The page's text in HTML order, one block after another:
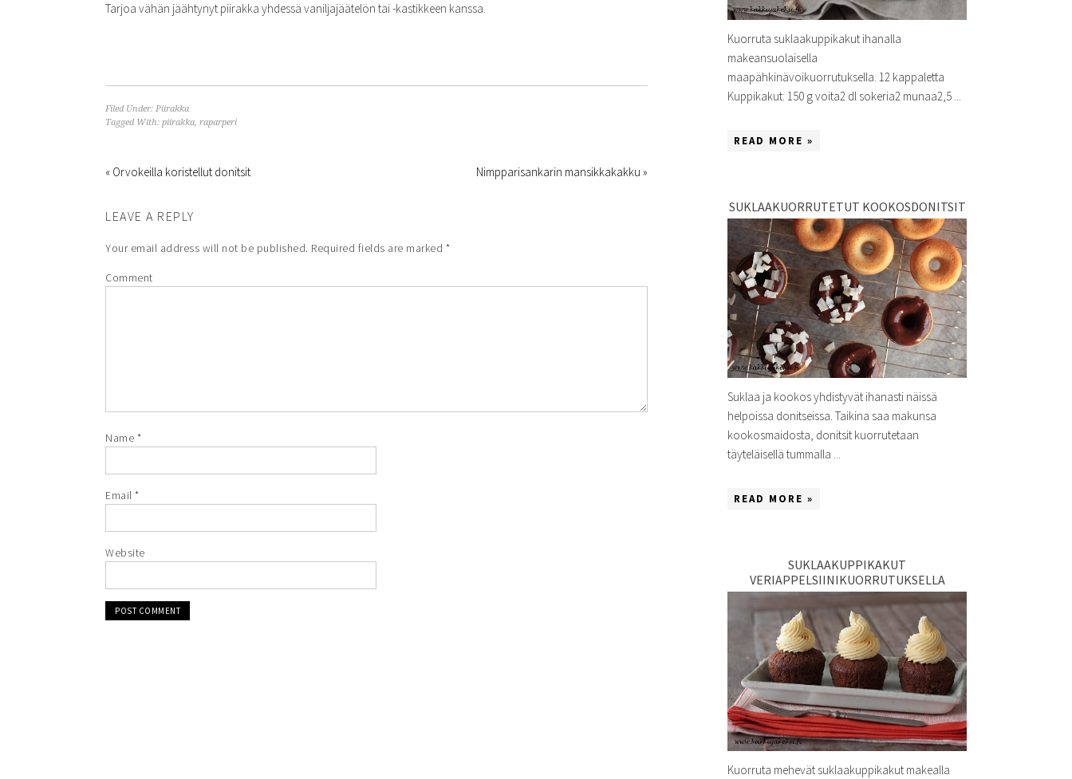
Tarjoa vähän jäähtynyt piirakka yhdessä vaniljajäätelön tai -kastikkeen kanssa.
Filed Under: Piirakka
Tagged With: piirakka, raparperi
« Orvokeilla koristellut donitsit Nimpparisankarin mansikkakakku »
LEAVE A REPLY
Your email address will not be published. Required fields are marked *
Comment
Name *
Email *
Website
Kuorruta suklaakuppikakut ihanalla
makeansuolaisella
maapähkinävoikuorrutuksella. 12 kappaletta
Kuppikakut: 150 g voita2 dl sokeria2 munaa2,5 ...
READ MORE »
SUKLAAKUORRUTETUT KOOKOSDONITSIT
Suklaa ja kookos yhdistyvät ihanasti näissä
helpoissa donitseissa. Taikina saa makunsa
kookosmaidosta, donitsit kuorrutetaan
täyteläisellä tummalla ...
READ MORE »
SUKLAAKUPPIKAKUT
VERIAPPELSIINIKUORRUTUKSELLA
Kuorruta mehevät suklaakuppikakut makealla